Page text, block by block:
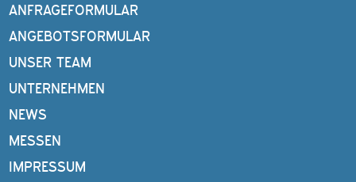
ANFRAGEFORMULAR
ANGEBOTSFORMULAR
UNSER TEAM
UNTERNEHMEN
NEWS
MESSEN
IMPRESSUM